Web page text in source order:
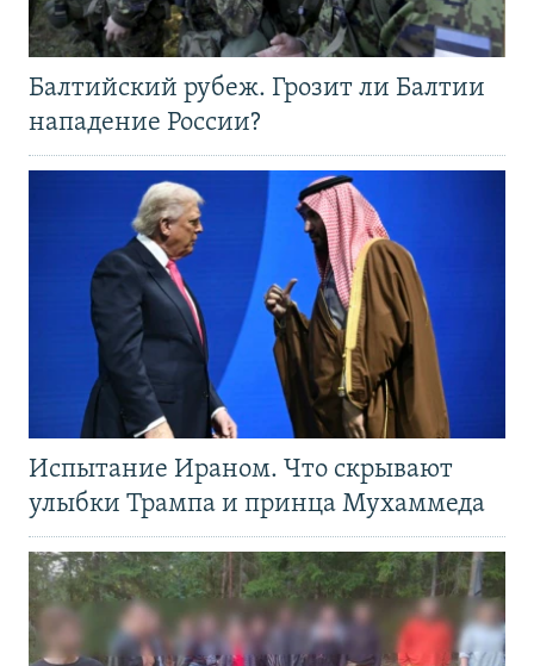
Балтийский рубеж. Грозит ли Балтии
нападение России?
Испытание Ираном. Что скрывают
улыбки Трампа и принца Мухаммеда